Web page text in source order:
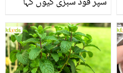
منرلز اور اینٹی آکسیڈنٹس
سے بھرپور اس سبزی کے
فائدے